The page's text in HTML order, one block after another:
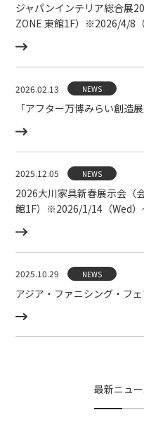
ジャパンインテリア総合展
ZONE 東館1F）※2026/4/8
2026.02.13 NEWS
「アフター万博みらい創造
2025.12.05 NEWS
2026大川家具新春展示会（
館1F）※2026/1/14（Wed）
2025.10.29 NEWS
アジア・ファニシング・フ
最新ニュ